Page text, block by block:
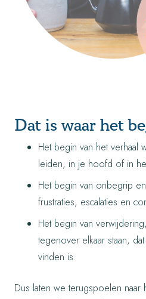
Dat is waar het
Het begin van het verhaal
leiden, in je hoofd of in
Het begin van onbegrip
frustraties, escalaties en
Het begin van
tegenover elkaar staan,
vinden is.
Dus laten we terugspoelen